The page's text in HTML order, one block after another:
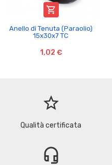

Anello di Tenuta (Paraolio)
15x30x7 TC
1,02 €
star_border
Qualità certificata
headset_mic